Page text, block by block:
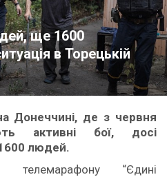
ще 1600
в Торецькій
Донеччині, де з червня
активні бої, досі
людей.
“Єдині